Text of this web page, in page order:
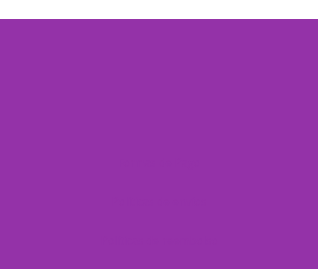
$460.00